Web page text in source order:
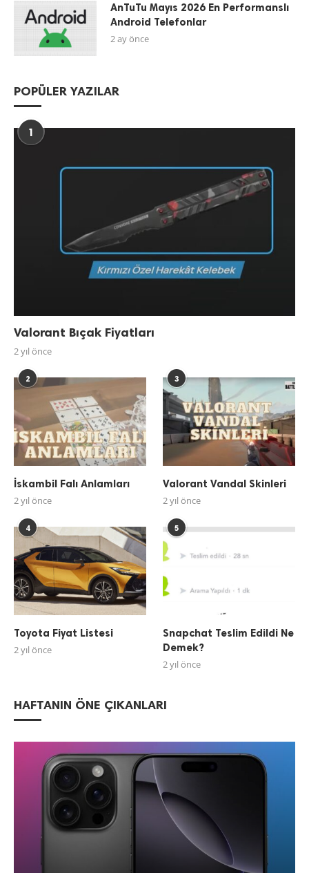
AnTuTu Mayıs 2026 En Performanslı
Android Telefonlar
2 ay önce
POPÜLER YAZILAR
1
Valorant Bıçak Fiyatları
2 yıl önce
2
İskambil Falı Anlamları
2 yıl önce
3
Valorant Vandal Skinleri
2 yıl önce
4
Toyota Fiyat Listesi
2 yıl önce
5
Snapchat Teslim Edildi Ne
Demek?
2 yıl önce
HAFTANIN ÖNE ÇIKANLARI